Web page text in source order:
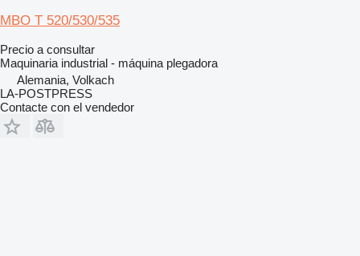
MBO T 520/530/535
Precio a consultar
Maquinaria industrial - máquina plegadora
Alemania, Volkach
LA-POSTPRESS
Contacte con el vendedor